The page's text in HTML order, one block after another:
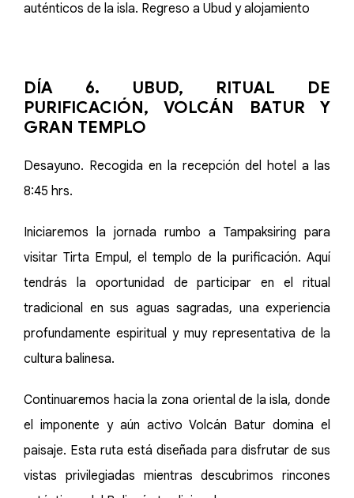
auténticos de la isla. Regreso a Ubud y alojamiento
DÍA 6. UBUD, RITUAL DE
PURIFICACIÓN, VOLCÁN BATUR Y
GRAN TEMPLO
Desayuno. Recogida en la recepción del hotel a las
8:45 hrs.
Iniciaremos la jornada rumbo a Tampaksiring para
visitar Tirta Empul, el templo de la purificación. Aquí
tendrás la oportunidad de participar en el ritual
tradicional en sus aguas sagradas, una experiencia
profundamente espiritual y muy representativa de la
cultura balinesa.
Continuaremos hacia la zona oriental de la isla, donde
el imponente y aún activo Volcán Batur domina el
paisaje. Esta ruta está diseñada para disfrutar de sus
vistas privilegiadas mientras descubrimos rincones